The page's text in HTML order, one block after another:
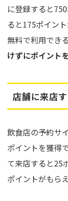
に登録すると
ると175ポイン
無料で利用できる
けずにポイント
店舗に来店
飲食店の予約サ
ポイントを獲得
て来店すると25
ポイントがもらえ